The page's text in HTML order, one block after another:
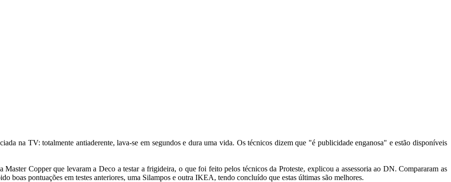
na TV: totalmente antiaderente, lava-se em segundos e dura uma vida. Os técnicos dizem que "é publicidade enganosa" e estão disponíveis
Master Copper que levaram a Deco a testar a frigideira, o que foi feito pelos técnicos da Proteste, explicou a assessoria ao DN. Compararam as
boas pontuações em testes anteriores, uma Silampos e outra IKEA, tendo concluído que estas últimas são melhores.